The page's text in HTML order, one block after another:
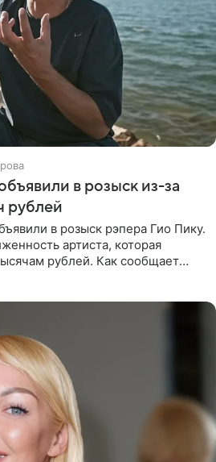
в розыск из-за
рублей
в розыск рэпера Гио Пику.
артиста, которая
рублей. Как сообщает